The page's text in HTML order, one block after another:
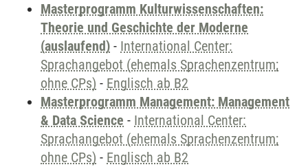
Masterprogramm Kulturwissenschaften:
Theorie und Geschichte der Moderne
(auslaufend) - International Center:
Sprachangebot (ehemals Sprachenzentrum;
ohne CPs) - Englisch ab B2
Masterprogramm Management: Management
& Data Science - International Center:
Sprachangebot (ehemals Sprachenzentrum;
ohne CPs) - Englisch ab B2